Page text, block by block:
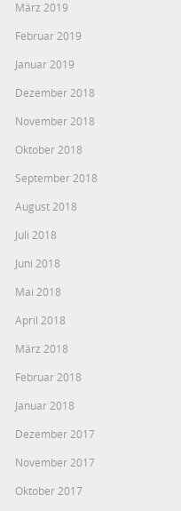
März 2019
Februar 2019
Januar 2019
Dezember 2018
November 2018
Oktober 2018
September 2018
August 2018
Juli 2018
Juni 2018
Mai 2018
April 2018
März 2018
Februar 2018
Januar 2018
Dezember 2017
November 2017
Oktober 2017